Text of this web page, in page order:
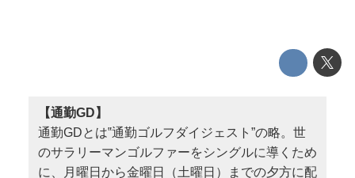
【通勤GD】
通勤GDとは‟通勤ゴルフダイジェスト”の略。世
のサラリーマンゴルファーをシングルに導くため
に、月曜日から金曜日（土曜日）までの夕方に配